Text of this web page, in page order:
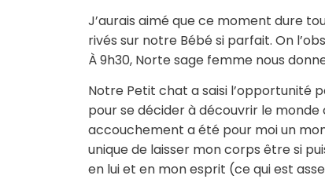
J’aurais aimé que ce moment dure
rivés sur notre Bébé si parfait. On
À 9h30, Norte sage femme nous
Notre Petit chat a saisi l’opportunité
pour se décider à découvrir le monde
accouchement a été pour moi un
unique de laisser mon corps être si
en lui et en mon esprit (ce qui est